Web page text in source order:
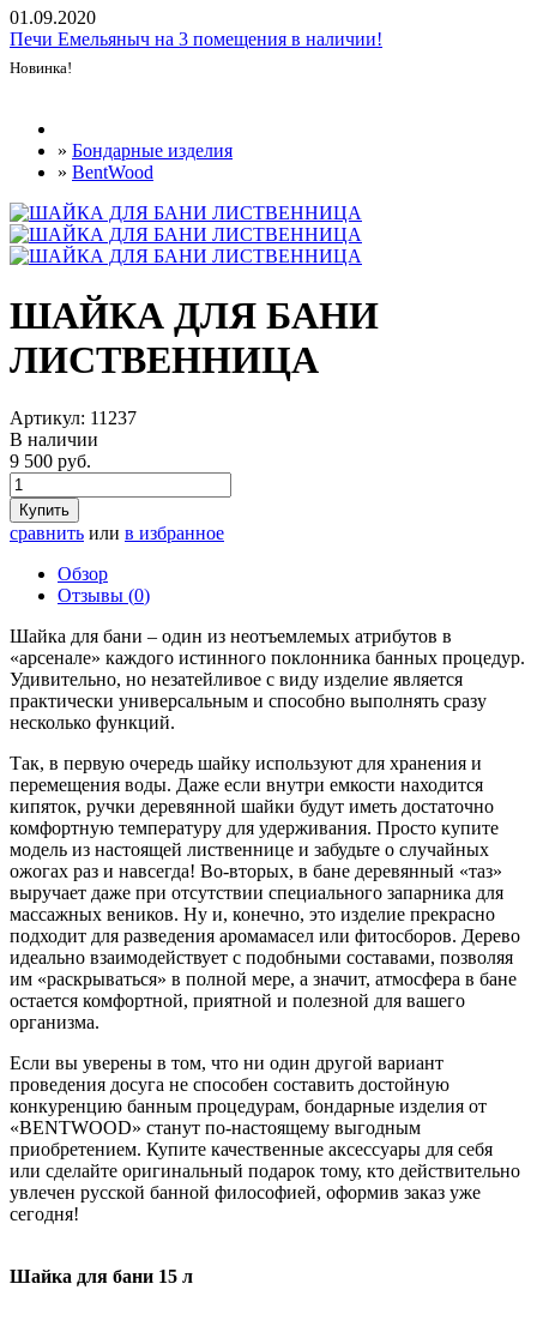
01.09.2020
Печи Емельяныч на 3 помещения в наличии!
Новинка!
» Бондарные изделия
» BentWood
ШАЙКА ДЛЯ БАНИ
ЛИСТВЕННИЦА
Артикул: 11237
В наличии
9 500 руб.
Купить
сравнить или в избранное
Обзор
Отзывы (0)
Шайка для бани – один из неотъемлемых атрибутов в
«арсенале» каждого истинного поклонника банных процедур.
Удивительно, но незатейливое с виду изделие является
практически универсальным и способно выполнять сразу
несколько функций.
Так, в первую очередь шайку используют для хранения и
перемещения воды. Даже если внутри емкости находится
кипяток, ручки деревянной шайки будут иметь достаточно
комфортную температуру для удерживания. Просто купите
модель из настоящей лиственнице и забудьте о случайных
ожогах раз и навсегда! Во-вторых, в бане деревянный «таз»
выручает даже при отсутствии специального запарника для
массажных веников. Ну и, конечно, это изделие прекрасно
подходит для разведения аромамасел или фитосборов. Дерево
идеально взаимодействует с подобными составами, позволяя
им «раскрываться» в полной мере, а значит, атмосфера в бане
остается комфортной, приятной и полезной для вашего
организма.
Если вы уверены в том, что ни один другой вариант
проведения досуга не способен составить достойную
конкуренцию банным процедурам, бондарные изделия от
«BENTWOOD» станут по-настоящему выгодным
приобретением. Купите качественные аксессуары для себя
или сделайте оригинальный подарок тому, кто действительно
увлечен русской банной философией, оформив заказ уже
сегодня!
Шайка для бани 15 л